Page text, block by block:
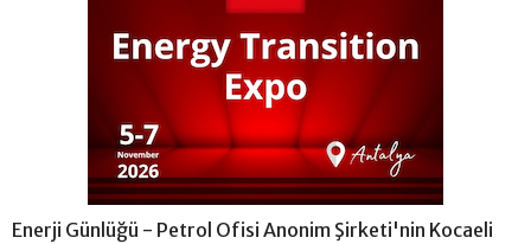
Enerji Günlüğü - Petrol Ofisi Anonim Şirketi'nin Kocaeli